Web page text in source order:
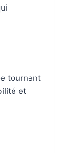
tournent
et